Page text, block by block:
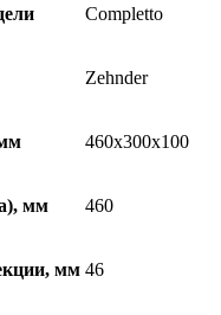
Completto
Zehnder
460x300x100
мм 460
мм 46